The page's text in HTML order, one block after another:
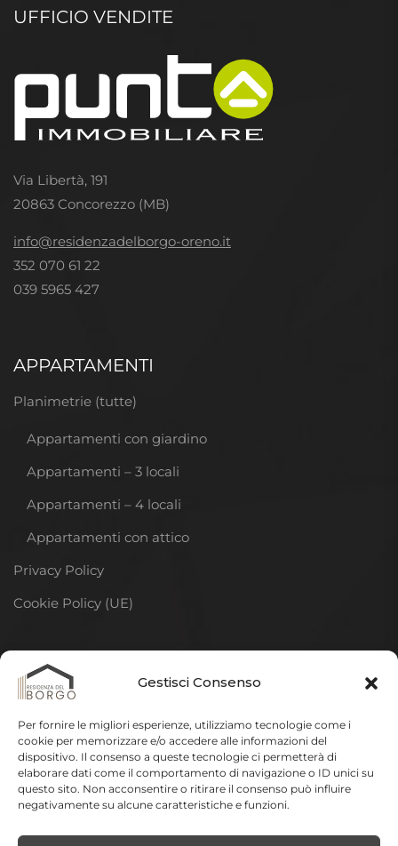
Gestisci Consenso
Per fornire le migliori esperienze, utilizziamo tecnologie come i
cookie per memorizzare e/o accedere alle informazioni del
dispositivo. Il consenso a queste tecnologie ci permetterà di
elaborare dati come il comportamento di navigazione o ID unici su
questo sito. Non acconsentire o ritirare il consenso può influire
negativamente su alcune caratteristiche e funzioni.
UFFICIO VENDITE
Via Libertà, 191
20863 Concorezzo (MB)
info@residenzadelborgo-oreno.it
352 070 61 22
039 5965 427
APPARTAMENTI
Planimetrie (tutte)
Appartamenti con giardino
Appartamenti – 3 locali
Appartamenti – 4 locali
Appartamenti con attico
Privacy Policy
Cookie Policy (UE)
DISCLAIMER
ha lo scopo di illustrare gli elementi fondamentali e più
significativi del progetto. In sede di elaborazione del
progetto esecutivo e della realizzazione delle opere
potranno essere apportate varianti a quanto qui
riportato per esigenze tecniche, impiantistiche,